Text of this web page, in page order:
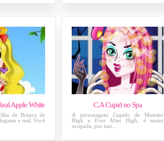
Apple White
de Branca de
e real. Você
C.A Cupid no Spa
A personagem Cupido de Monster
High e Ever After High, é muito
ocupada, por isso...